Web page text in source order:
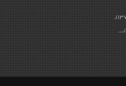
«سوفی و دیوانه» (۱۳۹۵)، «آشوب» (۱۳۹۴)، «فوتبالیست‌ها» (۱۳۷۹)،